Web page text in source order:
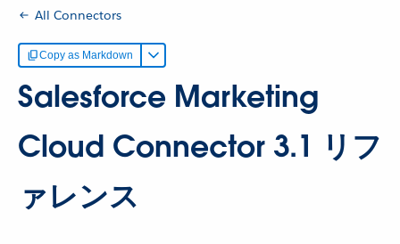
All Connectors
Copy as Markdown
Salesforce Marketing
Cloud Connector 3.1 リフ
ァレンス